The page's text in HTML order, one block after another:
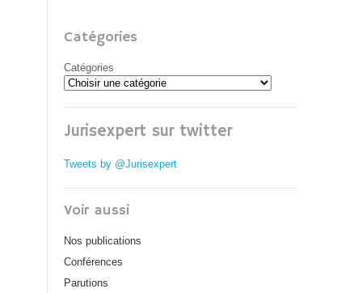
Catégories
Catégories
Jurisexpert sur twitter
Tweets by @Jurisexpert
Voir aussi
Nos publications
Conférences
Parutions